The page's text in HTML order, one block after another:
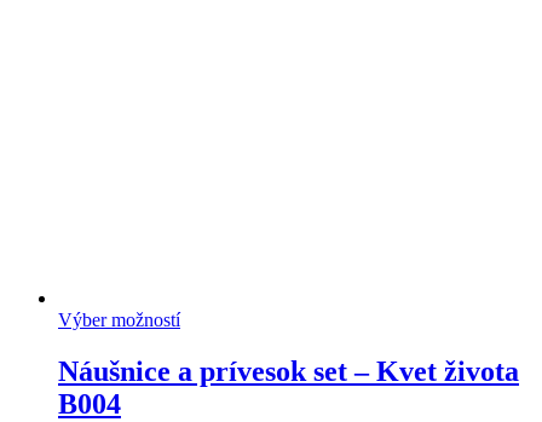
Výber možností
Náušnice a prívesok set – Kvet života
B004